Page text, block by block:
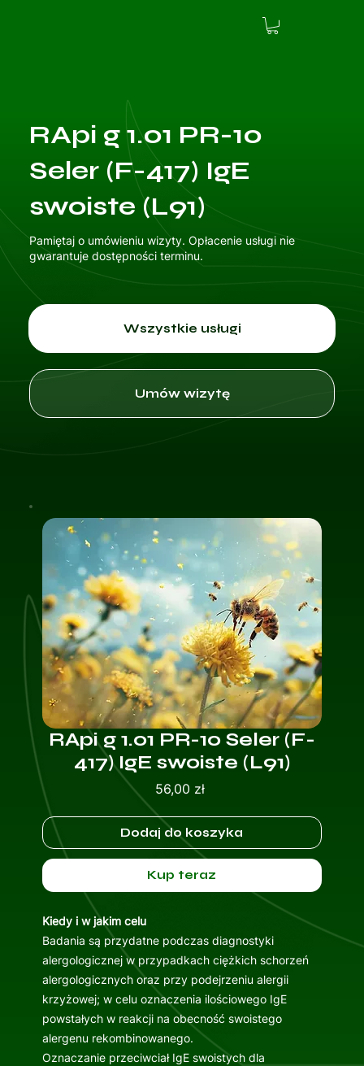
RApi g 1.01 PR-10
Seler (F-417) IgE
swoiste (L91)
Pamiętaj o umówieniu wizyty. Opłacenie usługi nie
gwarantuje dostępności terminu.
Wszystkie usługi
Umów wizytę
RApi g 1.01 PR-10 Seler (F-
417) IgE swoiste (L91)
56,00 złCena
Dodaj do koszyka
Kup teraz
Kiedy i w jakim celu
Badania są przydatne podczas diagnostyki
alergologicznej w przypadkach ciężkich schorzeń
alergologicznych oraz przy podejrzeniu alergii
krzyżowej; w celu oznaczenia ilościowego IgE
powstałych w reakcji na obecność swoistego
alergenu rekombinowanego.
Oznaczanie przeciwciał IgE swoistych dla